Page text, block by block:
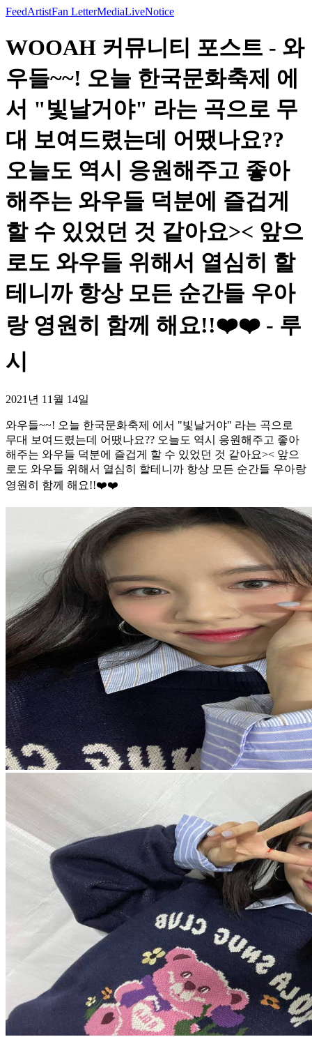
FeedArtistFan LetterMediaLiveNotice
WOOAH 커뮤니티 포스트 - 와
우들~~! 오늘 한국문화축제 에
서 "빛날거야" 라는 곡으로 무
대 보여드렸는데 어땠나요??
오늘도 역시 응원해주고 좋아
해주는 와우들 덕분에 즐겁게
할 수 있었던 것 같아요>< 앞으
로도 와우들 위해서 열심히 할
테니까 항상 모든 순간들 우아
랑 영원히 함께 해요!!❤️❤️ - 루
시
2021년 11월 14일
와우들~~! 오늘 한국문화축제 에서 "빛날거야" 라는 곡으로
무대 보여드렸는데 어땠나요?? 오늘도 역시 응원해주고 좋아
해주는 와우들 덕분에 즐겁게 할 수 있었던 것 같아요>< 앞으
로도 와우들 위해서 열심히 할테니까 항상 모든 순간들 우아랑
영원히 함께 해요!!❤️❤️